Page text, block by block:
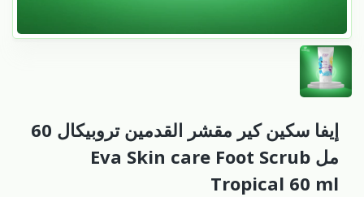
إيفا سكين كير مقشر القدمين تروبيكال 60
مل Eva Skin care Foot Scrub
Tropical 60 ml